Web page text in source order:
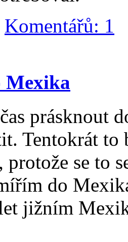
Komentářů: 1
Mexika
prásknout
Tentokrát
protože se to
do
jižním